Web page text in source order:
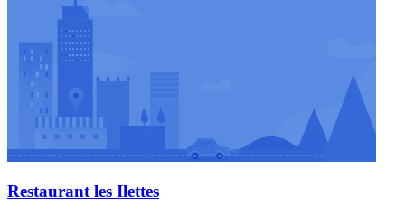
Restaurant les Ilettes